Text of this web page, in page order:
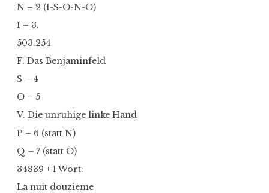
N – 2 (I-S-O-N-O)
I – 3.
503.254
F. Das Benjaminfeld
S – 4
O – 5
V. Die unruhige linke Hand
P – 6 (statt N)
Q – 7 (statt O)
34839 + 1 Wort:
La nuit douzieme